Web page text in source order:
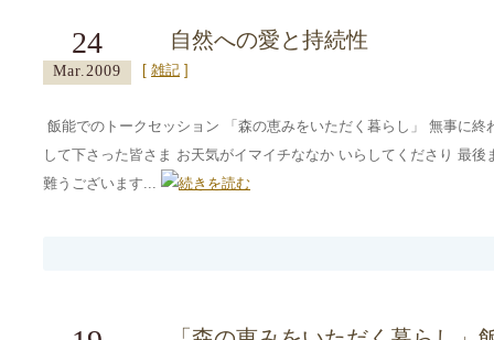
自然への愛と持続性
24
Mar.2009 [ 雑記 ]
飯能でのトークセッション 「森の恵みをいただく暮らし」 無事に
して下さった皆さま お天気がイマイチななか いらしてくださり 最
難うございます...